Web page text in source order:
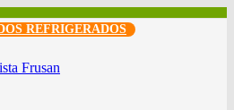
REFRIGERADOS